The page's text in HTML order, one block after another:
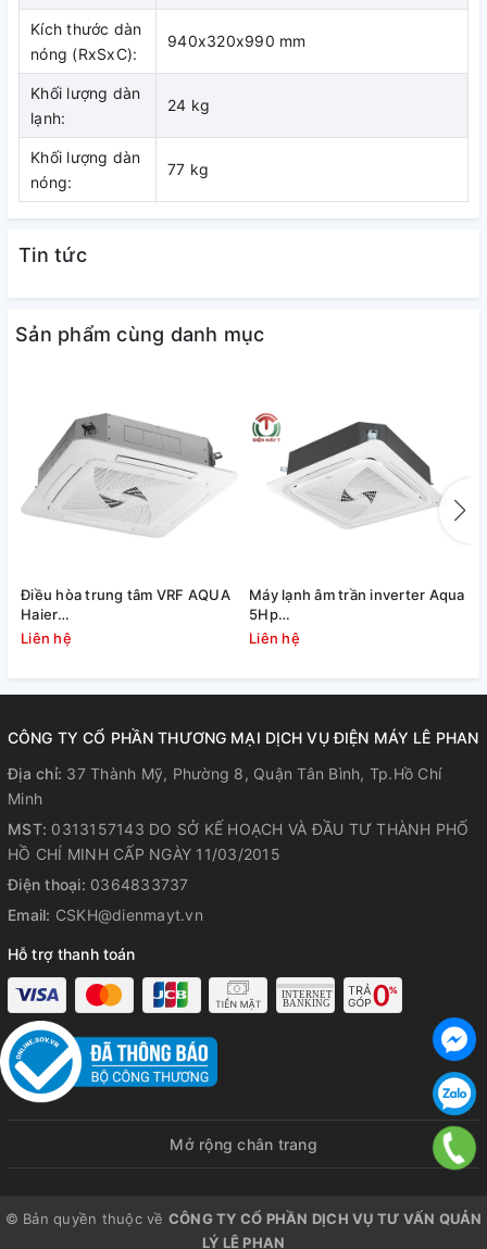
Kích thước dàn
nóng (RxSxC):
940x320x990 mm
Khối lượng dàn
lạnh:
24 kg
Khối lượng dàn
nóng:
77 kg
Tin tức
Sản phẩm cùng danh mục
Điều hòa trung tâm VRF AQUA
Haier
AU10NFNERA/AB482MNERAD
Liên hệ
Máy lạnh âm trần inverter Aqua
5Hp
1U125S1PN1SB/AB125S2LR1FA
Liên hệ
CÔNG TY CỔ PHẦN THƯƠNG MẠI DỊCH VỤ ĐIỆN MÁY LÊ PHAN
Địa chỉ: 37 Thành Mỹ, Phường 8, Quận Tân Bình, Tp.Hồ Chí
Minh
MST: 0313157143 DO SỞ KẾ HOẠCH VÀ ĐẦU TƯ THÀNH PHỐ
HỒ CHÍ MINH CẤP NGÀY 11/03/2015
Điện thoại: 0364833737
Email: CSKH@dienmayt.vn
Hỗ trợ thanh toán
Mở rộng chân trang
© Bản quyền thuộc về CÔNG TY CỔ PHẦN DỊCH VỤ TƯ VẤN QUẢN
LÝ LÊ PHAN